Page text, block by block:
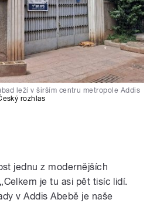
leží v širším centru metropole Addis
rozhlas
jednu z modernějších
je tu asi pět tisíc lidí.
v Addis Abebě je naše